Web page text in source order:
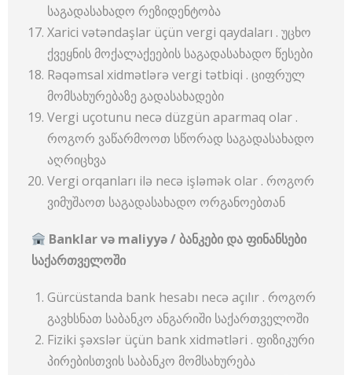
საგადასახადო რეზიდენტობა
Xarici vətəndaşlar üçün vergi qaydaları . უცხო
ქვეყნის მოქალაქეების საგადასახადო წესები
Rəqəmsal xidmətlərə vergi tətbiqi . ციფრულ
მომსახურებაზე გადასახადები
Vergi uçotunu necə düzgün aparmaq olar .
როგორ ვაწარმოოთ სწორად საგადასახადო
აღრიცხვა
Vergi orqanları ilə necə işləmək olar . როგორ
ვიმუშაოთ საგადასახადო ორგანოებთან
Banklar və maliyyə / ბანკები და ფინანსები
საქართველოში
Gürcüstanda bank hesabı necə açılır . როგორ
გავხსნათ საბანკო ანგარიში საქართველოში
Fiziki şəxslər üçün bank xidmətləri . ფიზიკური
პირებისთვის საბანკო მომსახურება